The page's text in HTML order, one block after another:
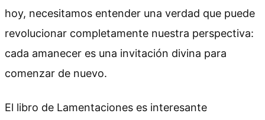
hoy, necesitamos entender una verdad que puede
revolucionar completamente nuestra perspectiva:
cada amanecer es una invitación divina para
comenzar de nuevo.
El libro de Lamentaciones es interesante